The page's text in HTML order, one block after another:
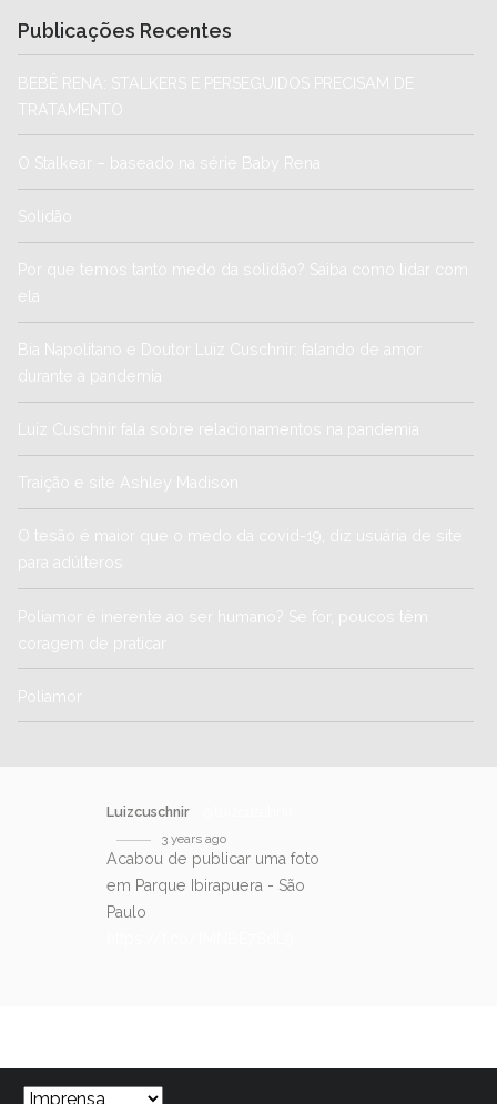
Publicações Recentes
BEBÊ RENA: STALKERS E PERSEGUIDOS PRECISAM DE
TRATAMENTO
O Stalkear – baseado na série Baby Rena
Solidão
Por que temos tanto medo da solidão? Saiba como lidar com
ela
Bia Napolitano e Doutor Luiz Cuschnir: falando de amor
durante a pandemia
Luiz Cuschnir fala sobre relacionamentos na pandemia
Traição e site Ashley Madison
O tesão é maior que o medo da covid-19, diz usuária de site
para adúlteros
Poliamor é inerente ao ser humano? Se for, poucos têm
coragem de praticar
Poliamor
Luizcuschnir
3 years ago
Acabou de publicar uma foto
em Parque Ibirapuera - São
Paulo